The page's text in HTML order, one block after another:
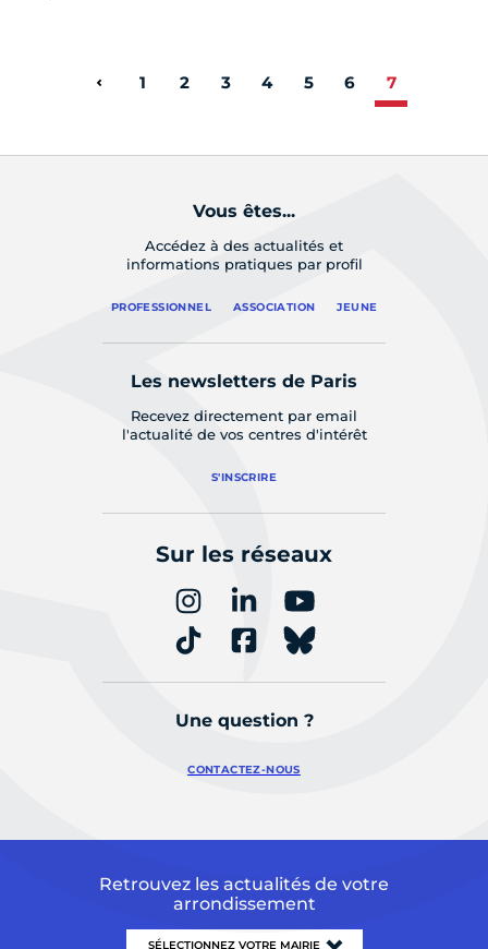
Page précédente
1 2 3 4 5 6 7
Vous êtes...
Accédez à des actualités et
informations pratiques par profil
PROFESSIONNEL ASSOCIATION JEUNE
Les newsletters de Paris
Recevez directement par email
l'actualité de vos centres d'intérêt
S'INSCRIRE
Sur les réseaux
Une question ?
CONTACTEZ-NOUS
Retrouvez les actualités de votre
arrondissement